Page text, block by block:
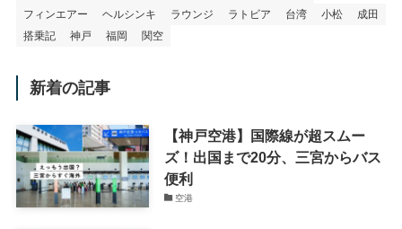
フィンエアー
ヘルシンキ ラウンジ ラトビア 台湾 小松
成田
搭乗記
神戸 福岡 関空
新着の記事
【神戸空港】国際線が超スムー
ズ！出国まで20分、三宮からバス
便利
空港